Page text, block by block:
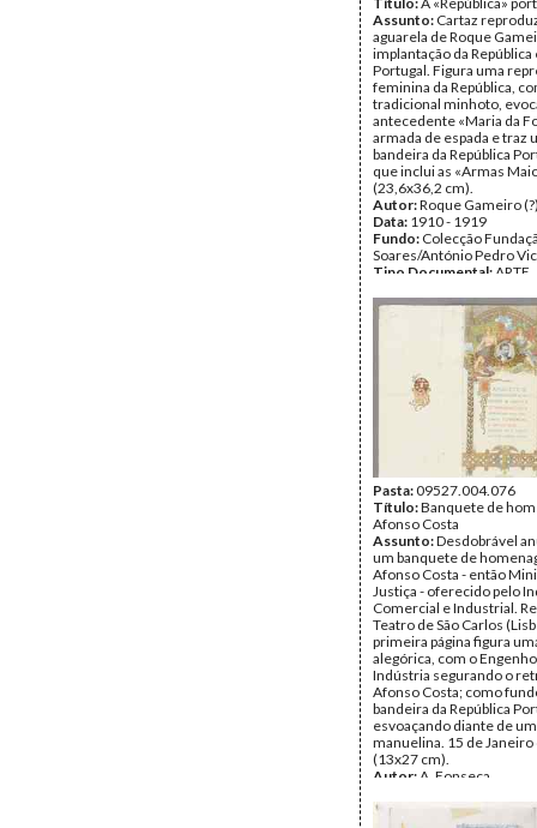
Assunto: Cartaz
aguarela de Roque
implantação da República
Portugal. Figura uma
feminina da República,
tradicional minhoto,
antecedente «Maria da
armada de espada e traz
bandeira da República
que inclui as «Armas
(23,6x36,2 cm).
Autor:Roque Gameiro
Data: 1910 - 1919
Fundo: Colecção
Soares/António Pedro
Tipo Documental: ARTE
Pasta:09527.004.076
Título:Banquete de
Afonso Costa
Assunto:Desdobrável
um banquete de
Afonso Costa - então
Justiça - oferecido pelo
Comercial e Industrial.
Teatro de São Carlos
primeira página figura
alegórica, com o
Indústria segurando o
Afonso Costa; como
bandeira da República
esvoaçando diante de
manuelina. 15 de Janeiro
(13x27 cm).
Autor: A. Fonseca
«Banquete de